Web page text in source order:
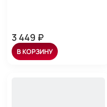
3 449 ₽
В КОРЗИНУ